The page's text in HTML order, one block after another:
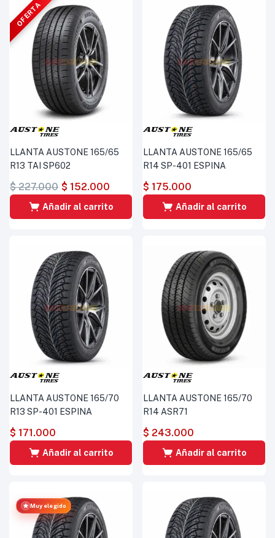
OFERTA
LLANTA AUSTONE 165/65
R13 TAI SP602
$227.000 $ 152.000
Añadir al carrito
LLANTA AUSTONE 165/65
R14 SP-401 ESPINA
$ 175.000
Añadir al carrito
LLANTA AUSTONE 165/70
R13 SP-401 ESPINA
$ 171.000
Añadir al carrito
LLANTA AUSTONE 165/70
R14 ASR71
$ 243.000
Añadir al carrito
Muy elegido